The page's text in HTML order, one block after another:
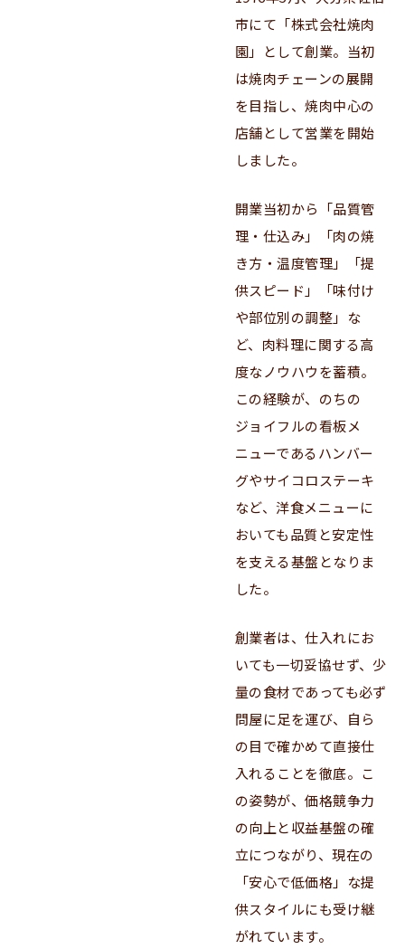
市にて「株式会社焼肉
園」として創業。当初
は焼肉チェーンの展開
を目指し、焼肉中心の
店舗として営業を開始
しました。
開業当初から「品質管
理・仕込み」「肉の焼
き方・温度管理」「提
供スピード」「味付け
や部位別の調整」な
ど、肉料理に関する高
度なノウハウを蓄積。
この経験が、のちの
ジョイフルの看板メ
ニューであるハンバー
グやサイコロステーキ
など、洋食メニューに
おいても品質と安定性
を支える基盤となりま
した。
創業者は、仕入れにお
いても一切妥協せず、少
量の食材であっても必ず
問屋に足を運び、自ら
の目で確かめて直接仕
入れることを徹底。こ
の姿勢が、価格競争力
の向上と収益基盤の確
立につながり、現在の
「安心で低価格」な提
供スタイルにも受け継
がれています。